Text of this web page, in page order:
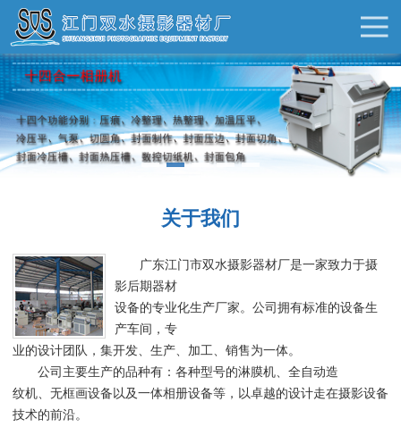
关于我们
广东江门市双水摄影器材厂是一家致力于摄
影后期器材
设备的专业化生产厂家。公司拥有标准的设备生
产车间，专
业的设计团队，集开发、生产、加工、销售为一体。
公司主要生产的品种有：各种型号的淋膜机、全自动造
纹机、无框画设备以及一体相册设备等，以卓越的设计走在摄影设备
技术的前沿。